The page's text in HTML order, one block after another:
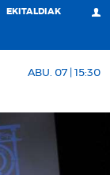
EKITALDIAK
ABU. 07 | 15:30